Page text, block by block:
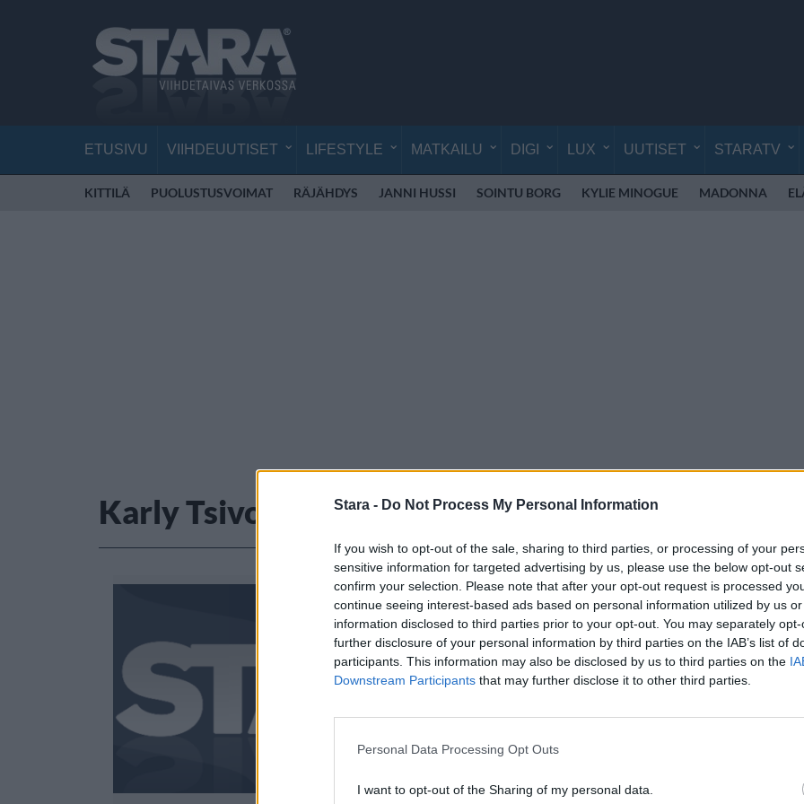
Stara - Do Not Process My Personal Information
If you wish to opt-out of the sale, sharing to third parties, or processing of your
sensitive information for targeted advertising by us, please use the below opt-out
confirm your selection. Please note that after your opt-out request is processed
continue seeing interest-based ads based on personal information utilized by us
information disclosed to third parties prior to your opt-out. You may separately
further disclosure of your personal information by third parties on the IAB’s list of
participants. This information may also be disclosed by us to third parties on the
Downstream Participants that may further disclose it to other third parties.
Personal Data Processing Opt Outs
I want to opt-out of the Sharing of my personal data.
ETUSIVU VIIHDEUUTISET LIFESTYLE MATKAILU DIGI LUX UUTISET STARATV
KITTILÄ PUOLUSTUSVOIMAT RÄJÄHDYS JANNI HUSSI SOINTU BORG KYLIE MINOGUE MADONNA
Karly Tsivoglou